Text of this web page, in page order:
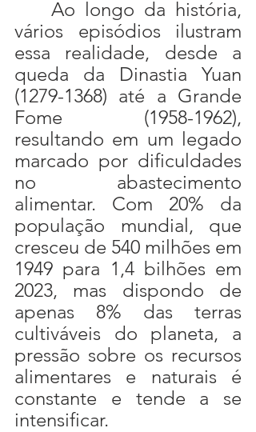
vários episódios ilustram
essa realidade, desde a
queda da Dinastia Yuan
(1279-1368) até a Grande
Fome (1958-1962),
resultando em um legado
marcado por dificuldades
no abastecimento
alimentar. Com 20% da
população mundial, que
cresceu de 540 milhões em
1949 para 1,4 bilhões em
2023, mas dispondo de
apenas 8% das terras
cultiváveis do planeta, a
pressão sobre os recursos
alimentares e naturais é
constante e tende a se
intensificar.